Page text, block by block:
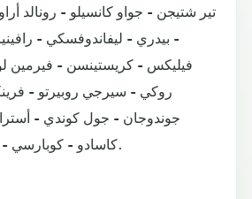
تير شتيجن - جواو كانسيلو - رونالد
- بيدري - ليفاندوفسكي -
فيليكس - كريستينسن - فيرمين
روكي - سيرجي روبيرتو -
جوندوجان - جول كوندي -
كاسادو - كوبارسي - مارك جويو - فورت.